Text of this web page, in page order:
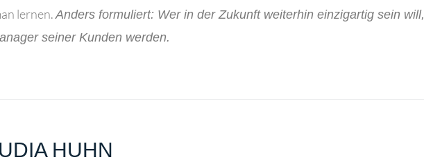
lernen.Anders formuliert: Wer in der Zukunft weiterhin einzigartig sein will,
seiner Kunden werden.
HUHN